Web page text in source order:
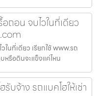
อน จบไวในที่เดียว
นที่เดียว เรียกใช้ www.รถ
หรือดินจะแข็งแค่ไหน
บจ้าง รถแบคโฮให้เช่า